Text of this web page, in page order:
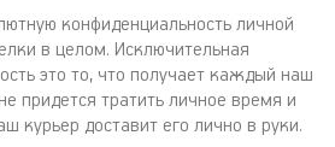
конфиденциальность личной
в целом. Исключительная
это то, что получает каждый наш
придется тратить личное время и
курьер доставит его лично в руки.